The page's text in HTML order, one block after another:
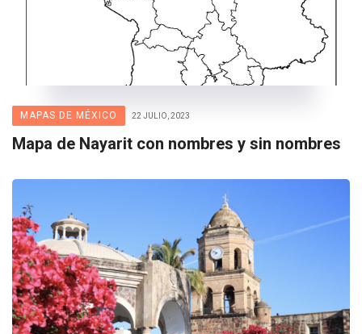
MAPAS DE MÉXICO 22 JULIO, 2023
Mapa de Nayarit con nombres y sin nombres